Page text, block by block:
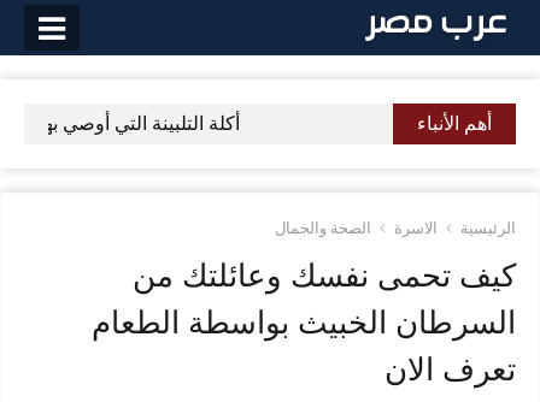
التخطي
أهم الأنباء أكلة التلبينة التي أوصي بها
الرئيسية الاسرة الصحة والجمال
كيف تحمى نفسك وعائلتك من
السرطان الخبيث بواسطة الطعام
تعرف الان